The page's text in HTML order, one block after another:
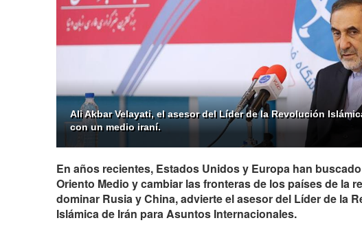
Ali Akbar Velayati, el asesor del Líder de la Revolución
con un medio iraní.
En años recientes, Estados Unidos y Europa han
Oriento Medio y cambiar las fronteras de los países de la
dominar Rusia y China, advierte el asesor del Líder de la
Islámica de Irán para Asuntos Internacionales.